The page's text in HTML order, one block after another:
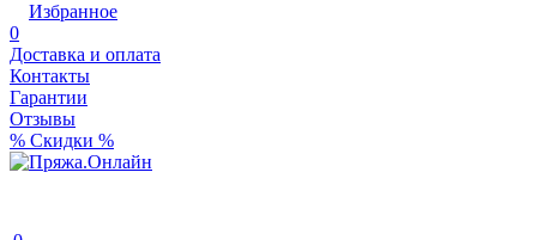
Избранное
0
Доставка и оплата
Контакты
Гарантии
Отзывы
% Скидки %